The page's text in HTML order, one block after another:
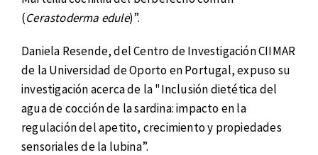
(Cerastoderma edule)”.
Daniela Resende, del Centro de Investigación CIIMAR
de la Universidad de Oporto en Portugal, expuso su
investigación acerca de la "Inclusión dietética del
agua de cocción de la sardina: impacto en la
regulación del apetito, crecimiento y propiedades
sensoriales de la lubina”.